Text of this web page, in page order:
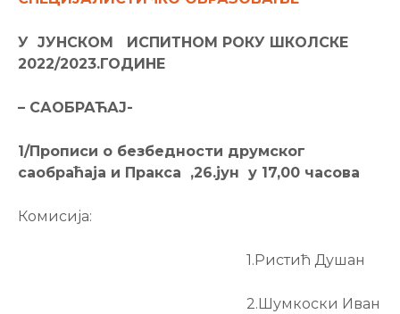
У ЈУНСКОМ ИСПИТНОМ РОКУ ШКОЛСКЕ
2022/2023.ГОДИНЕ
– САОБРАЋАЈ-
1/Прописи о безбедности друмског
саобраћаја и Пракса ,26.јун у 17,00 часова
Комисија:
1.Ристић Душан
2.Шумкоски Иван